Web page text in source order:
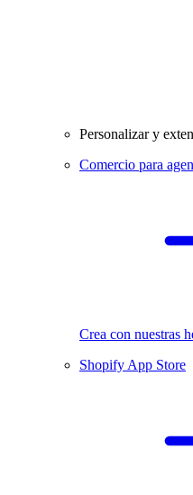
Personalizar y
Comercio para
Crea con nuestras
Shopify App Store